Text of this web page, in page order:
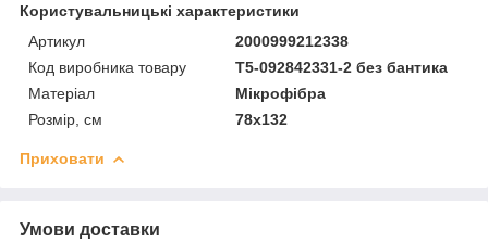
Користувальницькі характеристики
Артикул
2000999212338
Код виробника товару
T5-092842331-2 без бантика
Матеріал
Мікрофібра
Розмір, см
78х132
Приховати
Умови доставки